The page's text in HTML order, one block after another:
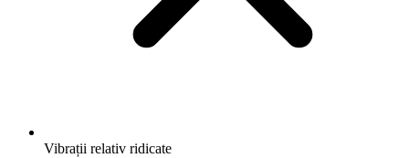
Vibrații relativ ridicate